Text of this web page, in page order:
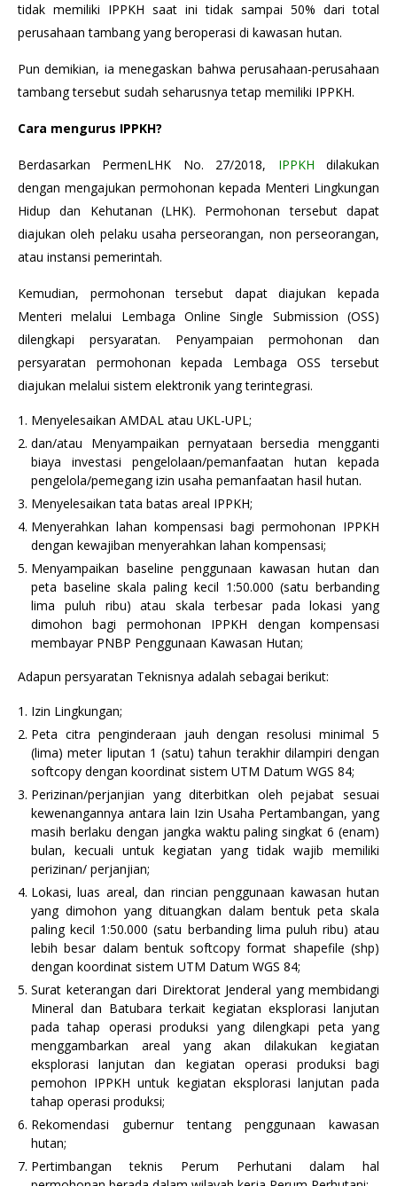
tidak memiliki IPPKH saat ini tidak sampai 50% dari total
perusahaan tambang yang beroperasi di kawasan hutan.
Pun demikian, ia menegaskan bahwa perusahaan-perusahaan
tambang tersebut sudah seharusnya tetap memiliki IPPKH.
Cara mengurus IPPKH?
Berdasarkan PermenLHK No. 27/2018, IPPKH dilakukan
dengan mengajukan permohonan kepada Menteri Lingkungan
Hidup dan Kehutanan (LHK). Permohonan tersebut dapat
diajukan oleh pelaku usaha perseorangan, non perseorangan,
atau instansi pemerintah.
Kemudian, permohonan tersebut dapat diajukan kepada
Menteri melalui Lembaga Online Single Submission (OSS)
dilengkapi persyaratan. Penyampaian permohonan dan
persyaratan permohonan kepada Lembaga OSS tersebut
diajukan melalui sistem elektronik yang terintegrasi.
Menyelesaikan AMDAL atau UKL-UPL;
dan/atau Menyampaikan pernyataan bersedia mengganti
biaya investasi pengelolaan/pemanfaatan hutan kepada
pengelola/pemegang izin usaha pemanfaatan hasil hutan.
Menyelesaikan tata batas areal IPPKH;
Menyerahkan lahan kompensasi bagi permohonan IPPKH
dengan kewajiban menyerahkan lahan kompensasi;
Menyampaikan baseline penggunaan kawasan hutan dan
peta baseline skala paling kecil 1:50.000 (satu berbanding
lima puluh ribu) atau skala terbesar pada lokasi yang
dimohon bagi permohonan IPPKH dengan kompensasi
membayar PNBP Penggunaan Kawasan Hutan;
Adapun persyaratan Teknisnya adalah sebagai berikut:
Izin Lingkungan;
Peta citra penginderaan jauh dengan resolusi minimal 5
(lima) meter liputan 1 (satu) tahun terakhir dilampiri dengan
softcopy dengan koordinat sistem UTM Datum WGS 84;
Perizinan/perjanjian yang diterbitkan oleh pejabat sesuai
kewenangannya antara lain Izin Usaha Pertambangan, yang
masih berlaku dengan jangka waktu paling singkat 6 (enam)
bulan, kecuali untuk kegiatan yang tidak wajib memiliki
perizinan/ perjanjian;
Lokasi, luas areal, dan rincian penggunaan kawasan hutan
yang dimohon yang dituangkan dalam bentuk peta skala
paling kecil 1:50.000 (satu berbanding lima puluh ribu) atau
lebih besar dalam bentuk softcopy format shapefile (shp)
dengan koordinat sistem UTM Datum WGS 84;
Surat keterangan dari Direktorat Jenderal yang membidangi
Mineral dan Batubara terkait kegiatan eksplorasi lanjutan
pada tahap operasi produksi yang dilengkapi peta yang
menggambarkan areal yang akan dilakukan kegiatan
eksplorasi lanjutan dan kegiatan operasi produksi bagi
pemohon IPPKH untuk kegiatan eksplorasi lanjutan pada
tahap operasi produksi;
Rekomendasi gubernur tentang penggunaan kawasan
hutan;
Pertimbangan teknis Perum Perhutani dalam hal